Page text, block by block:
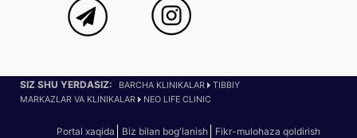
SIZ SHU YERDASIZ: BARCHA KLINIKALAR
TIBBIY
MARKAZLAR VA KLINIKALAR
NEO LIFE CLINIC
Portal xaqida Biz bilan bog'lanish
Fikr-mulohaza qoldirish